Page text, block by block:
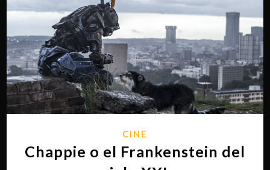
CINE
Chappie o el Frankenstein del